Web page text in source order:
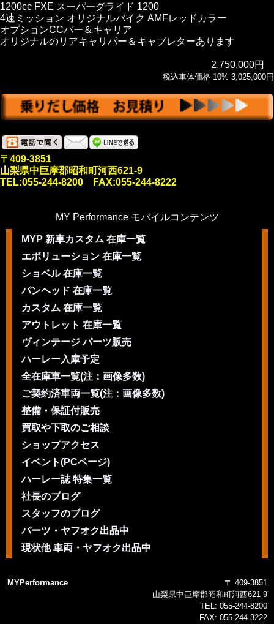
1200cc FXE スーパーグライド 1200
4速ミッション オリジナルバイク AMFレッドカラー
オプションCCバー＆キャリア
オリジナルのリアキャリパー＆キャブレターあります
2,750,000円
税込車体価格 10% 3,025,000円
〒409-3851
山梨県中巨摩郡昭和町河西621-9
TEL:055-244-8200 FAX:055-244-8222
MY Performance モバイルコンテンツ
MYP 新車カスタム 在庫一覧
エボリューション 在庫一覧
ショベル 在庫一覧
パンヘッド 在庫一覧
カスタム 在庫一覧
アウトレット 在庫一覧
ヴィンテージ パーツ販売
ハーレー入庫予定
全在庫車一覧(注：画像多数)
ご契約済車両一覧(注：画像多数)
整備・保証付販売
買取や下取のご相談
ショップアクセス
イベント(PCページ)
ハーレー誌 特集一覧
社長のブログ
スタッフのブログ
パーツ・ヤフオク出品中
現状他 車両・ヤフオク出品中
MYPerformance
〒 409-3851
山梨県中巨摩郡昭和町河西621-9
TEL: 055-244-8200
FAX: 055-244-8222